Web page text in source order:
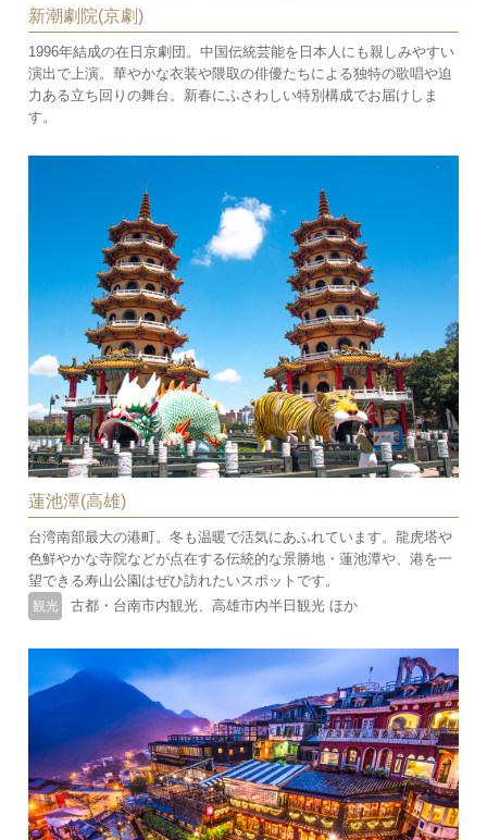
新潮劇院(京劇)
1996年結成の在日京劇団。中国伝統芸能を日本人にも親しみやすい
演出で上演。華やかな衣装や隈取の俳優たちによる独特の歌唱や迫
力ある立ち回りの舞台。新春にふさわしい特別構成でお届けしま
す。
蓮池潭(高雄)
台湾南部最大の港町。冬も温暖で活気にあふれています。龍虎塔や
色鮮やかな寺院などが点在する伝統的な景勝地・蓮池潭や、港を一
望できる寿山公園はぜひ訪れたいスポットです。
観光 古都・台南市内観光、高雄市内半日観光 ほか